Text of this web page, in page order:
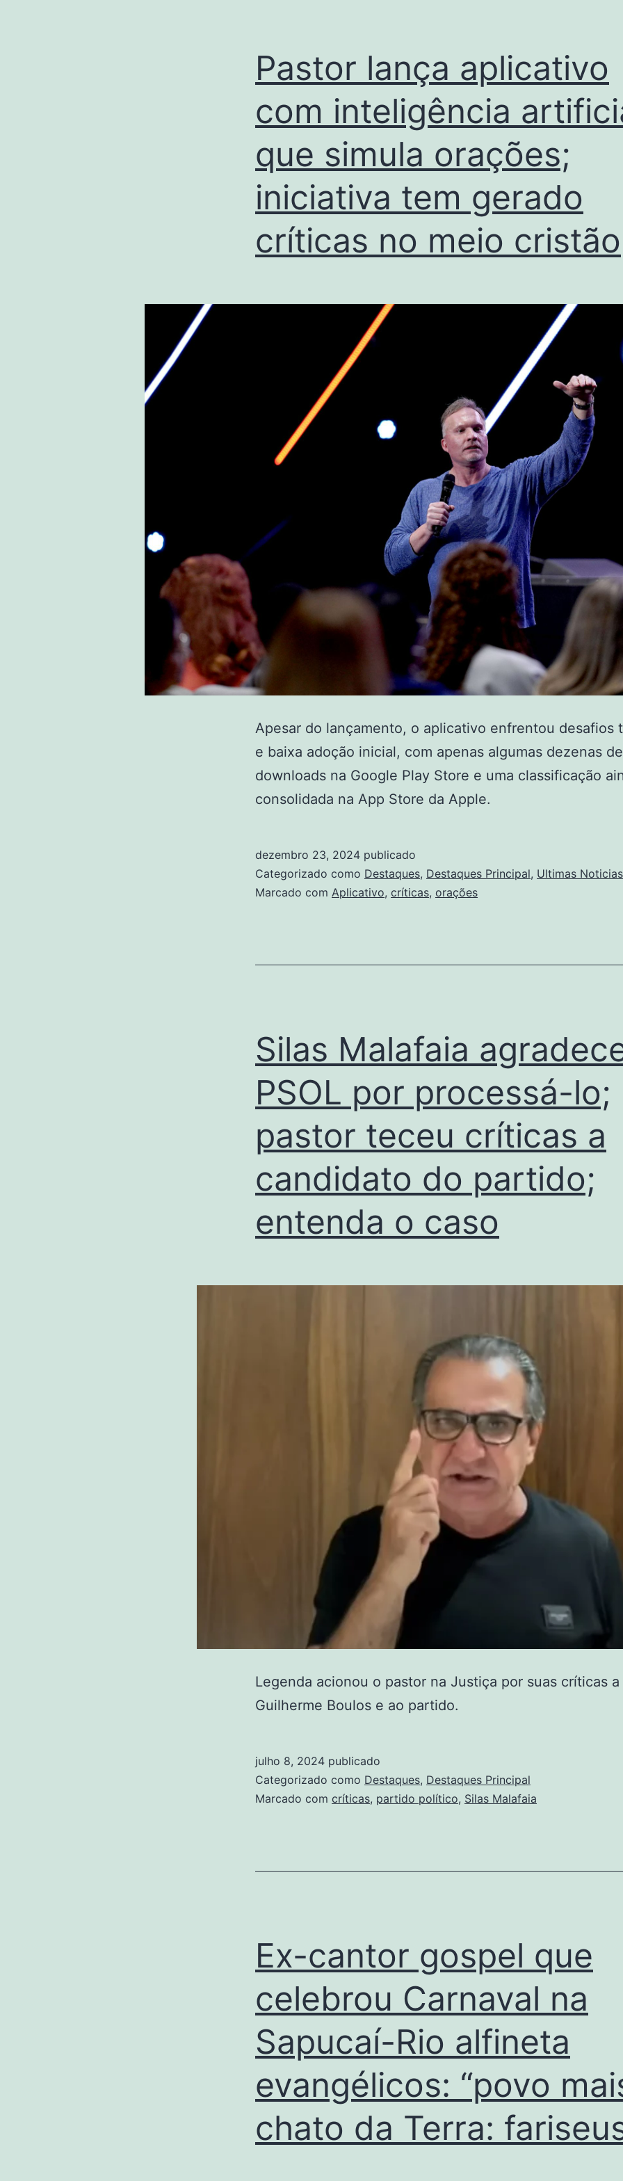
Pastor lança aplicativo
com inteligência
que simula orações;
iniciativa tem gerado
críticas no meio cristão
Apesar do lançamento, o aplicativo enfrentou desafios
e baixa adoção inicial, com apenas algumas dezenas de
downloads na Google Play Store e uma classificação
consolidada na App Store da Apple.
dezembro 23, 2024 publicado
Categorizado como Destaques, Destaques Principal, Ultimas Noticias
Marcado com Aplicativo, críticas, orações
Silas Malafaia
PSOL por processá-lo;
pastor teceu críticas a
candidato do partido;
entenda o caso
Legenda acionou o pastor na Justiça por suas críticas a
Guilherme Boulos e ao partido.
julho 8, 2024 publicado
Categorizado como Destaques, Destaques Principal
Marcado com críticas, partido político, Silas Malafaia
Ex-cantor gospel que
celebrou Carnaval na
Sapucaí-Rio alfineta
evangélicos: “povo
chato da Terra: